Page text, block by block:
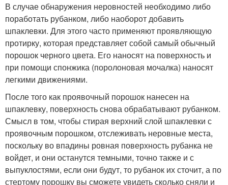
В случае обнаружения неровностей необходимо либо
поработать рубанком, либо наоборот добавить
шпаклевки. Для этого часто применяют проявляющую
протирку, которая представляет собой самый обычный
порошок черного цвета. Его наносят на поверхность и
при помощи спонжика (поролоновая мочалка) наносят
легкими движениями.
После того как проявочный порошок нанесен на
шпаклевку, поверхность снова обрабатывают рубанком.
Смысл в том, чтобы стирая верхний слой шпаклевки с
проявочным порошком, отслеживать неровные места,
поскольку во впадины ровная поверхность рубанка не
войдет, и они останутся темными, точно также и с
выпуклостями, если они будут, то рубанок их сточит, а по
стертому порошку вы сможете увидеть сколько сняли и